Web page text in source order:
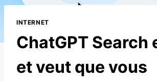
INTERNET
ChatGPT Search
et veut que vous